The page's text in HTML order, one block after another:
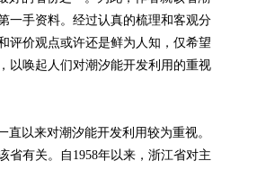
一手资料。经过认真的梳理和客观分
评价观点或许还是鲜为人知，仅希望
以唤起人们对潮汐能开发利用的重视
以来对潮汐能开发利用较为重视。
省有关。自1958年以来，浙江省对主